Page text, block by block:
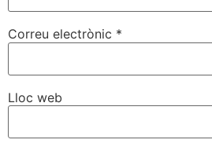
Correu electrònic *
Lloc web